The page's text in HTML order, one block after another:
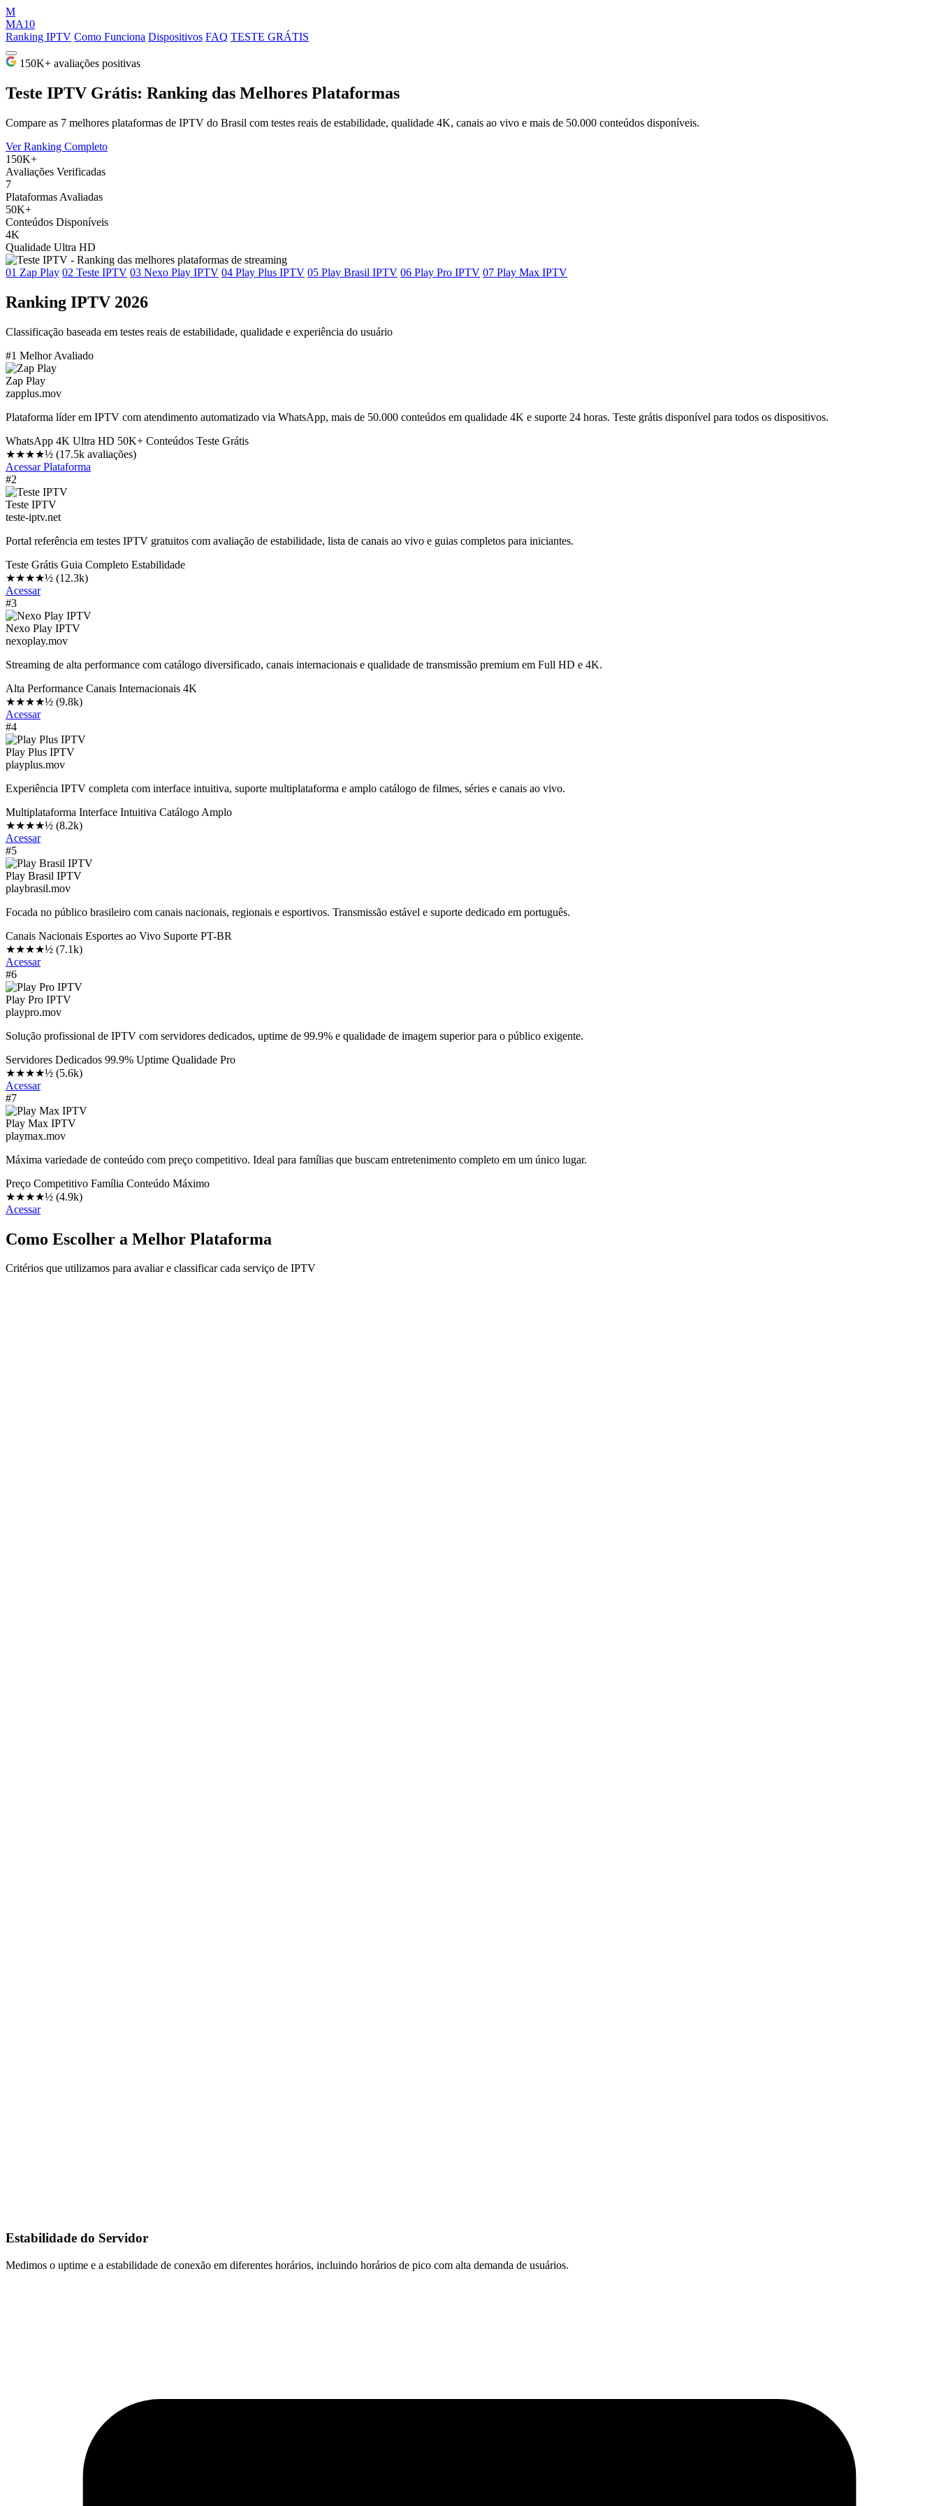
M
MA10
Ranking IPTV Como Funciona Dispositivos FAQ TESTE GRÁTIS
150K+ avaliações positivas
Teste IPTV Grátis: Ranking das Melhores Plataformas
Compare as 7 melhores plataformas de IPTV do Brasil com testes reais de estabilidade, qualidade 4K, canais ao vivo e mais de 50.000 conteúdos disponíveis.
Ver Ranking Completo
150K+
Avaliações Verificadas
7
Plataformas Avaliadas
50K+
Conteúdos Disponíveis
4K
Qualidade Ultra HD
01 Zap Play 02 Teste IPTV 03 Nexo Play IPTV 04 Play Plus IPTV 05 Play Brasil IPTV 06 Play Pro IPTV 07 Play Max IPTV
Ranking IPTV 2026
Classificação baseada em testes reais de estabilidade, qualidade e experiência do usuário
#1 Melhor Avaliado
Zap Play
zapplus.mov
Plataforma líder em IPTV com atendimento automatizado via WhatsApp, mais de 50.000 conteúdos em qualidade 4K e suporte 24 horas. Teste grátis disponível para todos os dispositivos.
WhatsApp 4K Ultra HD 50K+ Conteúdos Teste Grátis
★★★★½ (17.5k avaliações)
Acessar Plataforma
#2
Teste IPTV
teste-iptv.net
Portal referência em testes IPTV gratuitos com avaliação de estabilidade, lista de canais ao vivo e guias completos para iniciantes.
Teste Grátis Guia Completo Estabilidade
★★★★½ (12.3k)
Acessar
#3
Nexo Play IPTV
nexoplay.mov
Streaming de alta performance com catálogo diversificado, canais internacionais e qualidade de transmissão premium em Full HD e 4K.
Alta Performance Canais Internacionais 4K
★★★★½ (9.8k)
Acessar
#4
Play Plus IPTV
playplus.mov
Experiência IPTV completa com interface intuitiva, suporte multiplataforma e amplo catálogo de filmes, séries e canais ao vivo.
Multiplataforma Interface Intuitiva Catálogo Amplo
★★★★½ (8.2k)
Acessar
#5
Play Brasil IPTV
playbrasil.mov
Focada no público brasileiro com canais nacionais, regionais e esportivos. Transmissão estável e suporte dedicado em português.
Canais Nacionais Esportes ao Vivo Suporte PT-BR
★★★★½ (7.1k)
Acessar
#6
Play Pro IPTV
playpro.mov
Solução profissional de IPTV com servidores dedicados, uptime de 99.9% e qualidade de imagem superior para o público exigente.
Servidores Dedicados 99.9% Uptime Qualidade Pro
★★★★½ (5.6k)
Acessar
#7
Play Max IPTV
playmax.mov
Máxima variedade de conteúdo com preço competitivo. Ideal para famílias que buscam entretenimento completo em um único lugar.
Preço Competitivo Família Conteúdo Máximo
★★★★½ (4.9k)
Acessar
Como Escolher a Melhor Plataforma
Critérios que utilizamos para avaliar e classificar cada serviço de IPTV
Estabilidade do Servidor
Medimos o uptime e a estabilidade de conexão em diferentes horários, incluindo horários de pico com alta demanda de usuários.